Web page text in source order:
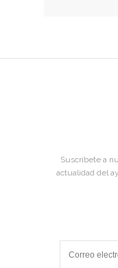
Suscríbete a
actualidad del